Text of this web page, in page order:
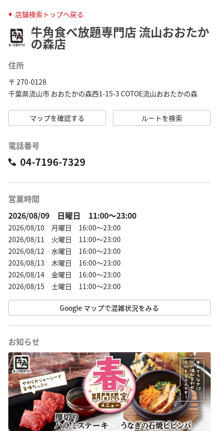
店舗検索トップへ戻る
牛角食べ放題専門店 流山おおたか
の森店
住所
〒 270-0128
千葉県流山市 おおたかの森西1-15-3 COTOE流山おおたかの森
マップを確認する ルートを検索
電話番号
04-7196-7329
営業時間
2026/08/09 日曜日 11:00～23:00
2026/08/10 月曜日 16:00～23:00
2026/08/11 火曜日 11:00～23:00
2026/08/12 水曜日 16:00～23:00
2026/08/13 木曜日 16:00～23:00
2026/08/14 金曜日 16:00～23:00
2026/08/15 土曜日 11:00～23:00
Google マップで混雑状況をみる
お知らせ